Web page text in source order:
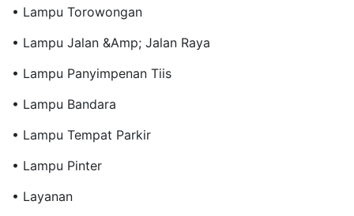
• Lampu Torowongan
• Lampu Jalan &amp; Jalan Raya
• Lampu Panyimpenan Tiis
• Lampu Bandara
• Lampu Tempat Parkir
• Lampu Pinter
• Layanan